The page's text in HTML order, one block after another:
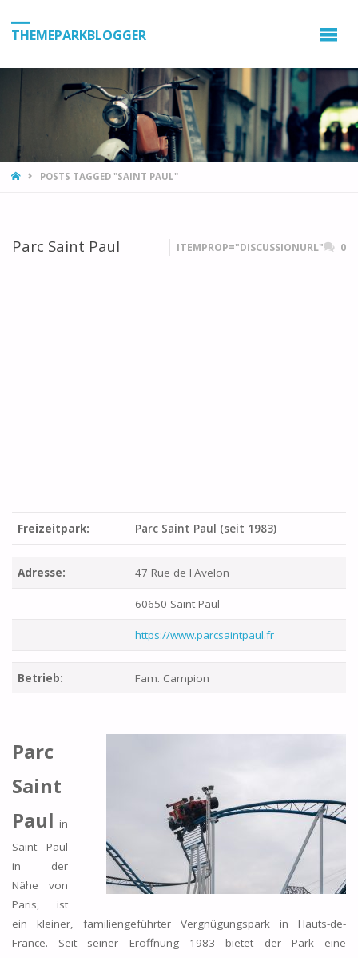
THEMEPARKBLOGGER
HOMEPOSTS TAGGED "SAINT PAUL"
Parc Saint Paul ITEMPROP="DISCUSSIONURL" 0
Freizeitpark: Parc Saint Paul (seit 1983)
Adresse: 47 Rue de l'Avelon
60650 Saint-Paul
https://www.parcsaintpaul.fr
Betrieb: Fam. Campion
Parc
Saint
Paul in
Saint Paul
in der
Nähe von
Paris, ist
ein kleiner, familiengeführter Vergnügungspark in Hauts-de-
France. Seit seiner Eröffnung 1983 bietet der Park eine